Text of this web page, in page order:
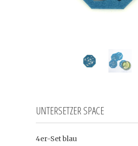
UNTERSETZER SPACE
4er-Set blau